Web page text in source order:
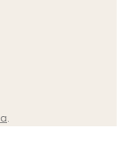
.